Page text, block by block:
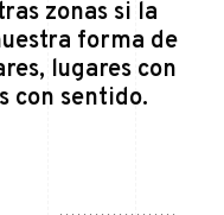
zonas si la
forma de
lugares con
con sentido.